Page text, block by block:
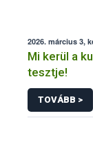
2026. március 3,
Mi kerül a
tesztje!
TOVÁBB >